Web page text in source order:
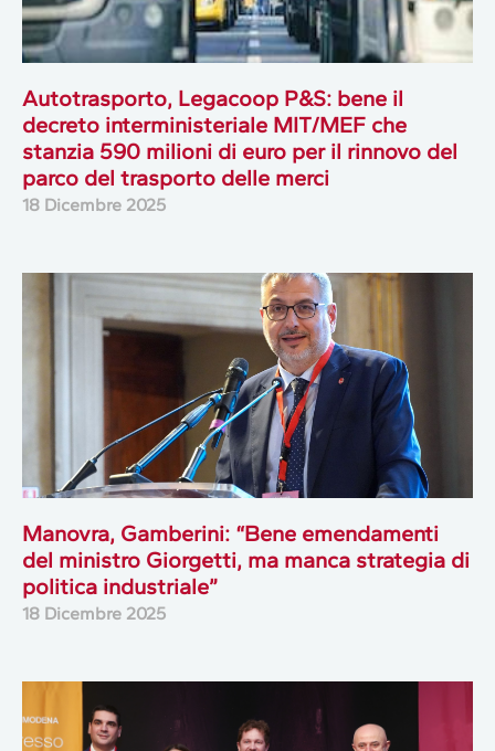
Autotrasporto, Legacoop P&S: bene il
decreto interministeriale MIT/MEF che
stanzia 590 milioni di euro per il rinnovo del
parco del trasporto delle merci
18 Dicembre 2025
Manovra, Gamberini: “Bene emendamenti
del ministro Giorgetti, ma manca strategia di
politica industriale”
18 Dicembre 2025